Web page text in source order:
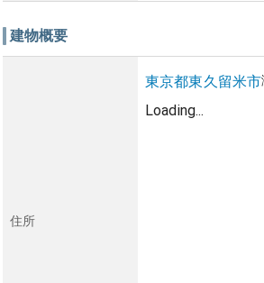
建物概要
住所
東京都東久留米市
Loading...